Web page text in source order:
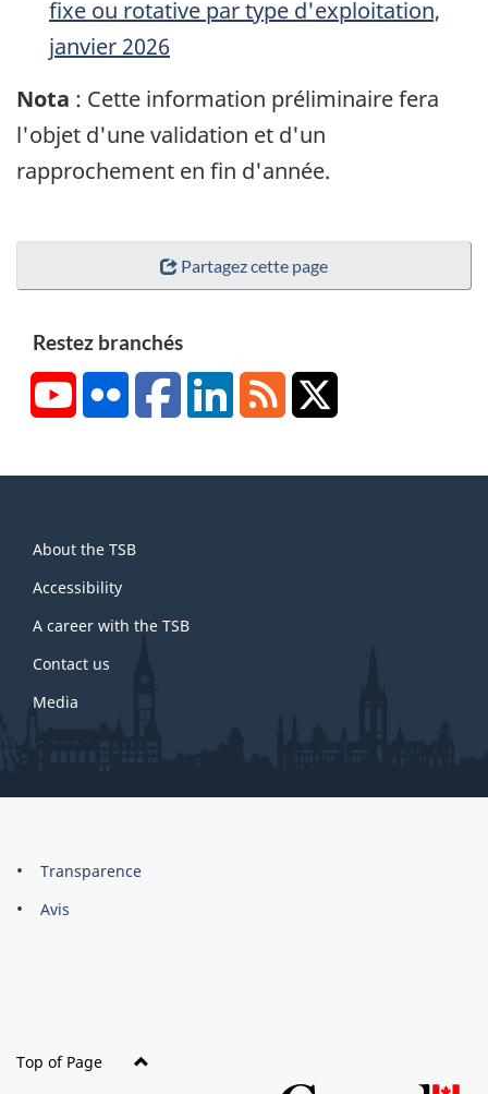
fixe ou rotative par type d'exploitation,
janvier 2026
Nota : Cette information préliminaire fera
l'objet d'une validation et d'un
rapprochement en fin d'année.
Partagez cette page
Restez branchés
YouTubeFlickr FacebookLinkedInRSS
this
site
About the TSB
Accessibility
A career with the TSB
Contact us
Media
About
this
Brand
Transparence
Avis
Top of Page